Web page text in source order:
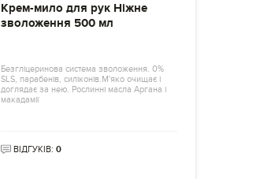
Крем-мило для рук Ніжне
зволоження 500 мл
Безгліцеринова система зволоження. 0%
SLS, парабенів, силіконів.М'яко очищає і
доглядає за нею. Рослинні масла Аргана і
макадамії
ВІДГУКІВ: 0